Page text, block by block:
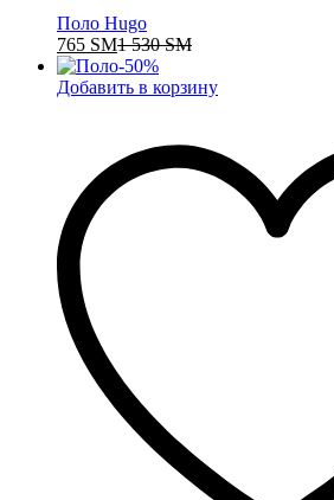
Поло Hugo
765 ЅМ1 530ЅМ
-50%
Добавить в корзину